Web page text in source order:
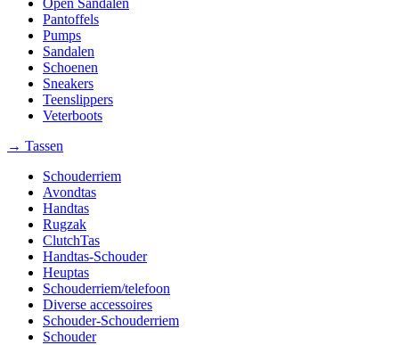
Open Sandalen
Pantoffels
Pumps
Sandalen
Schoenen
Sneakers
Teenslippers
Veterboots
→ Tassen
Schouderriem
Avondtas
Handtas
Rugzak
ClutchTas
Handtas-Schouder
Heuptas
Schouderriem/telefoon
Diverse accessoires
Schouder-Schouderriem
Schouder